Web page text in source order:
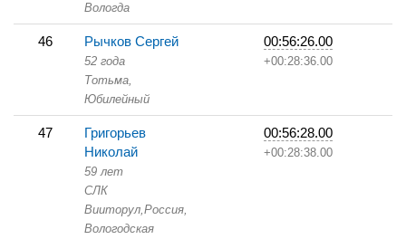
Вологда
46 Рычков Сергей
52 года
Тотьма,
Юбилейный
00:56:26.00
+00:28:36.00
47
Григорьев
Николай
59 лет
СЛК
Вииторул,Россия,
Вологодская
00:56:28.00
+00:28:38.00